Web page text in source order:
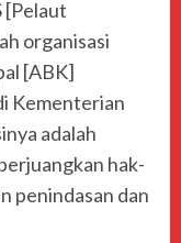
[Pelaut
organisasi
[ABK]
Kementerian
adalah
hak-
penindasan dan